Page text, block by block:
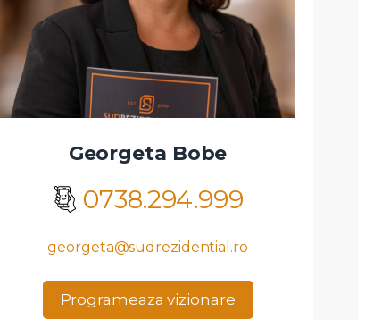
Georgeta Bobe
0738.294.999
georgeta@sudrezidential.ro
Programeaza vizionare